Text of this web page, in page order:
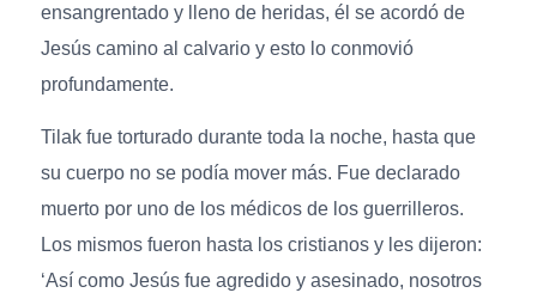
ensangrentado y lleno de heridas, él se acordó de
Jesús camino al calvario y esto lo conmovió
profundamente.
Tilak fue torturado durante toda la noche, hasta que
su cuerpo no se podía mover más. Fue declarado
muerto por uno de los médicos de los guerrilleros.
Los mismos fueron hasta los cristianos y les dijeron:
‘Así como Jesús fue agredido y asesinado, nosotros